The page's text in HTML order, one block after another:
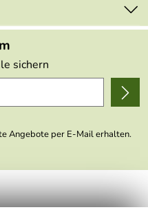
sichern
Angebote per E-Mail erhalten.
andere Unternehmen
wird in anonymer Form
geklickt hat. Diese
Mail- Adresse für Werbezwecke
Zukunft widerrufen, indem ich
Newsletters anklicke oder die